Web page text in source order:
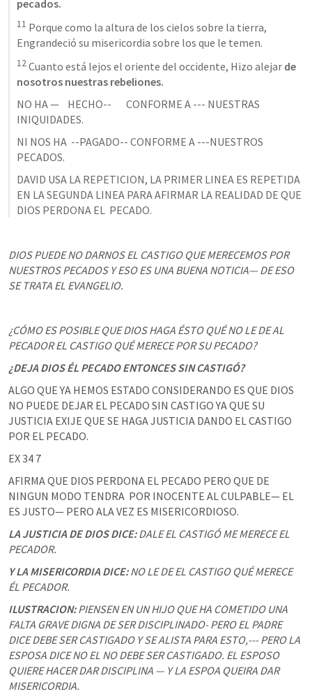
pecados.
11 Porque como la altura de los cielos sobre la tierra,
Engrandeció su misericordia sobre los que le temen.
12 Cuanto está lejos el oriente del occidente, Hizo alejar de
nosotros nuestras rebeliones.
‌NO HA —    HECHO--       CONFORME A --- NUESTRAS
INIQUIDADES.
NI NOS HA  --PAGADO-- CONFORME A ---NUESTROS
PECADOS.
DAVID USA LA REPETICION, LA PRIMER LINEA ES REPETIDA
EN LA SEGUNDA LINEA PARA AFIRMAR LA REALIDAD DE QUE
DIOS PERDONA EL  PECADO.
DIOS PUEDE NO DARNOS EL CASTIGO QUE MERECEMOS POR
NUESTROS PECADOS Y ESO ES UNA BUENA NOTICIA— DE ESO
SE TRATA EL EVANGELIO.
¿CÓMO ES POSIBLE QUE DIOS HAGA ÉSTO QUÉ NO LE DE AL
PECADOR EL CASTIGO QUÉ MERECE POR SU PECADO?
¿DEJA DIOS ÉL PECADO ENTONCES SIN CASTIGÓ?
‌ALGO QUE YA HEMOS ESTADO CONSIDERANDO ES QUE DIOS
NO PUEDE DEJAR EL PECADO SIN CASTIGO YA QUE SU
JUSTICIA EXIJE QUE SE HAGA JUSTICIA DANDO EL CASTIGO
POR EL PECADO.
EX 34 7
AFIRMA QUE DIOS PERDONA EL PECADO PERO QUE DE
NINGUN MODO TENDRA  POR INOCENTE AL CULPABLE— EL
ES JUSTO— PERO ALA VEZ ES MISERICORDIOSO.
LA JUSTICIA DE DIOS DICE: DALE EL CASTIGÓ ME MERECE EL
PECADOR.
Y LA MISERICORDIA DICE: NO LE DE EL CASTIGO QUÉ MERECE
ÉL PECADOR.
ILUSTRACION: PIENSEN EN UN HIJO QUE HA COMETIDO UNA
FALTA GRAVE DIGNA DE SER DISCIPLINADO- PERO EL PADRE
DICE DEBE SER CASTIGADO Y SE ALISTA PARA ESTO,--- PERO LA
ESPOSA DICE NO EL NO DEBE SER CASTIGADO. EL ESPOSO
QUIERE HACER DAR DISCIPLINA — Y LA ESPOA QUEIRA DAR
MISERICORDIA.